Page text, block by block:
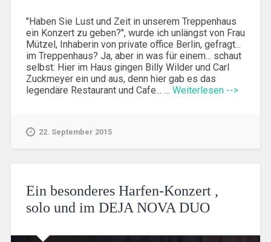
"Haben Sie Lust und Zeit in unserem Treppenhaus
ein Konzert zu geben?", wurde ich unlängst von Frau
Mützel, Inhaberin von private office Berlin, gefragt...
im Treppenhaus? Ja, aber in was für einem... schaut
selbst: Hier im Haus gingen Billy Wilder und Carl
Zuckmeyer ein und aus, denn hier gab es das
legendäre Restaurant und Cafe... … Weiterlesen -->
22. September 2015
Ein besonderes Harfen-Konzert ,
solo und im DEJA NOVA DUO